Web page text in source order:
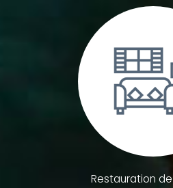
Restauration